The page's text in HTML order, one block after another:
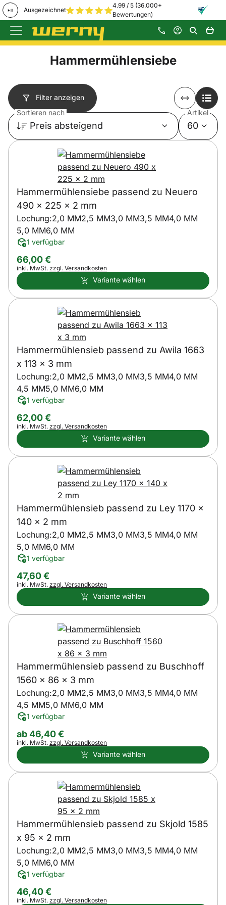
Ausgezeichnet
4.99 / 5 (36.000+
Bewertungen)
Zum Hauptinhalt springen
Hammermühlensiebe
Filter anzeigen
Sortieren nach
Preis absteigend
Artikel
60
Hammermühlensiebe passend zu Neuero
490 x 225 x 2 mm
Lochung:2,0 MM2,5 MM3,0 MM3,5 MM4,0 MM
5,0 MM6,0 MM
1 verfügbar
66,00€
Steuerhinweis:
inkl. MwSt. zzgl. Versandkosten
Variante wählen
Hammermühlensieb passend zu Awila 1663
x 113 x 3 mm
Lochung:2,0 MM2,5 MM3,0 MM3,5 MM4,0 MM
4,5 MM5,0 MM6,0 MM
1 verfügbar
62,00€
Steuerhinweis:
inkl. MwSt. zzgl. Versandkosten
Variante wählen
Hammermühlensieb passend zu Ley 1170 x
140 x 2 mm
Lochung:2,0 MM2,5 MM3,0 MM3,5 MM4,0 MM
5,0 MM6,0 MM
1 verfügbar
47,60€
Steuerhinweis:
inkl. MwSt. zzgl. Versandkosten
Variante wählen
Hammermühlensieb passend zu Buschhoff
1560 x 86 x 3 mm
Lochung:2,0 MM2,5 MM3,0 MM3,5 MM4,0 MM
4,5 MM5,0 MM6,0 MM
1 verfügbar
ab:
ab46,40€
Steuerhinweis:
inkl. MwSt. zzgl. Versandkosten
Variante wählen
Hammermühlensieb passend zu Skjold 1585
x 95 x 2 mm
Lochung:2,0 MM2,5 MM3,0 MM3,5 MM4,0 MM
5,0 MM6,0 MM
1 verfügbar
46,40€
Steuerhinweis:
inkl. MwSt. zzgl. Versandkosten